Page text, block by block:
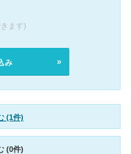
ます)
み
(1件)
(0件)